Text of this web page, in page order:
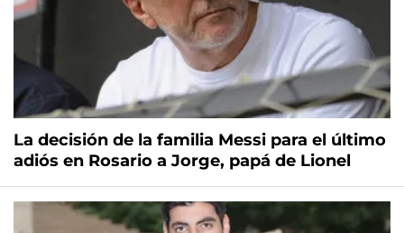
La decisión de la familia Messi para el último
adiós en Rosario a Jorge, papá de Lionel